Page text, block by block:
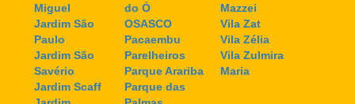
Miguel
Jardim São
Paulo
Jardim São
Savério
Jardim Scaff
do Ó
OSASCO
Pacaembu
Parelheiros
Parque Arariba
Parque das
Mazzei
Vila Zat
Vila Zélia
Vila Zulmira
Maria